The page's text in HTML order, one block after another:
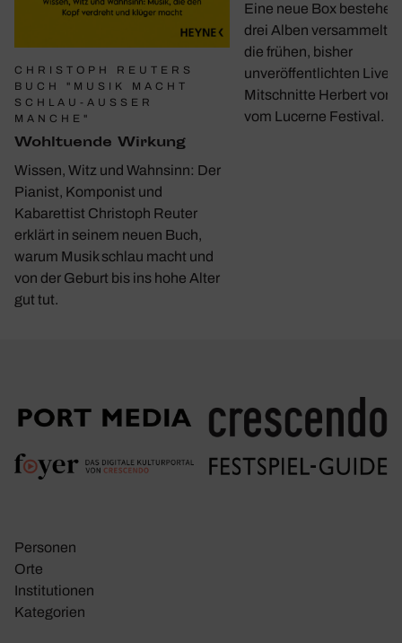
CHRISTOPH REUTERS
BUCH "MUSIK MACHT
SCHLAU-AUSSER M
ANCHE"
Wohl­tu­ende Wirkung
Wissen, Witz und Wahnsinn: Der
Pianist, Komponist und
Kabarettist Christoph Reuter
erklärt in seinem neuen Buch,
warum Musik schlau macht und
von der Geburt bis ins hohe Alter
gut tut.
Eine neue Box
drei Alben versammelt
die frühen, bisher
unveröffentlichten Live-
Mitschnitte Herbert von
vom Lucerne Festival.
Personen
Orte
Insti­tu­tionen
Kate­go­rien